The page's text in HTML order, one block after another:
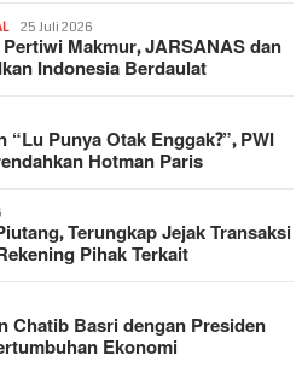
25 Juli 2026
Makmur, JARSANAS dan
Indonesia Berdaulat
“Lu Punya Otak Enggak?”, PWI
Hotman Paris
Terungkap Jejak Transaksi
Pihak Terkait
Chatib Basri dengan Presiden
Ekonomi